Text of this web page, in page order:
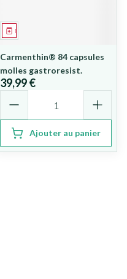
Médicament
Carmenthin® 84 capsules
molles gastroresist.
39,99 €
Ajouter au panier